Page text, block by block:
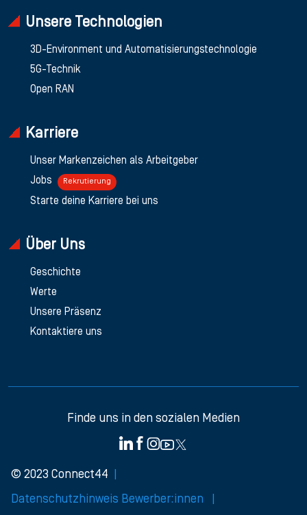
Unsere Technologien
3D-Environment und Automatisierungstechnologie
5G-Technik
Open RAN
Karriere
Unser Markenzeichen als Arbeitgeber
Jobs Rekrutierung
Starte deine Karriere bei uns
Über Uns
Geschichte
Werte
Unsere Präsenz
Kontaktiere uns
Finde uns in den sozialen Medien
© 2023 Connect44
Datenschutzhinweis Bewerber:innen